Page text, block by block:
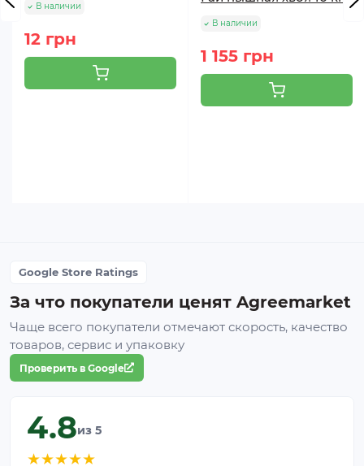
В наличии
12 грн
В наличии
1 155 грн
Google Store Ratings
За что покупатели ценят Agreemarket
Чаще всего покупатели отмечают скорость, качество
товаров, сервис и упаковку
Проверить в Google
4.8из 5
★★★★★